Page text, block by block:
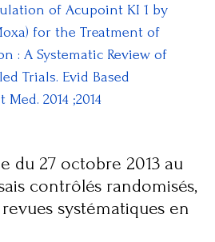
of Acupoint KI 1 by
for the Treatment of
: A Systematic Review of
Trials. Evid Based
2014 ;2014
du 27 octobre 2013 au
contrôlés randomisés,
systématiques en